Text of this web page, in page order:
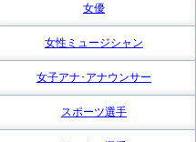
女優
女性ミュージシャン
女子アナ･アナウンサー
スポーツ選手